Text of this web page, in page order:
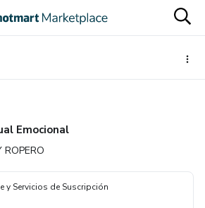
Emocional
ROPERO
y Servicios de Suscripción